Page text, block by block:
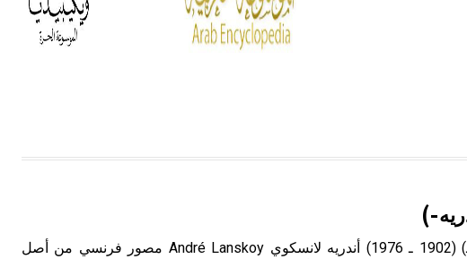
الحمرة وهو أجود أنواعه، ويمتاز بكبر
الحجم ويسمى الش
الخاصة بالكنائس خصوصاً، وفي
جيداً يعود إلى عدد من الملوك الذين
)
لانسكوي (أندريه ـ) (1902 ـ 1976) أندريه لانسكوي André Lanskoy مصور فرنسي من أصل